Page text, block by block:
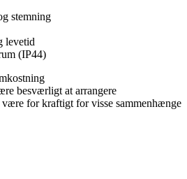
stemning
levetid
(IP44)
besværligt at arrangere
for kraftigt for visse sammenhænge